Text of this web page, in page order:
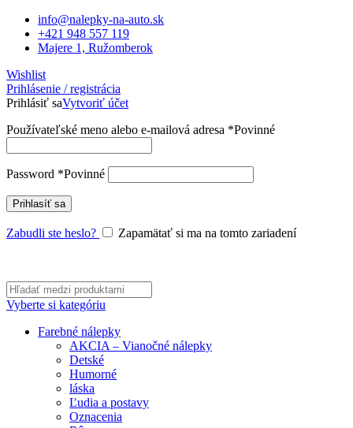
info@nalepky-na-auto.sk
+421 948 557 119
Majere 1, Ružomberok
Wishlist
Prihlásenie / registrácia
Prihlásiť saVytvoriť účet
Používateľské meno alebo e-mailová adresa *Povinné
Password *Povinné
Prihlasíť sa
Zabudli ste heslo? Zapamätať si ma na tomto zariadení
Vyberte si kategóriu
Farebné nálepky
AKCIA – Vianočné nálepky
Detské
Humorné
láska
Ľudia a postavy
Oznacenia